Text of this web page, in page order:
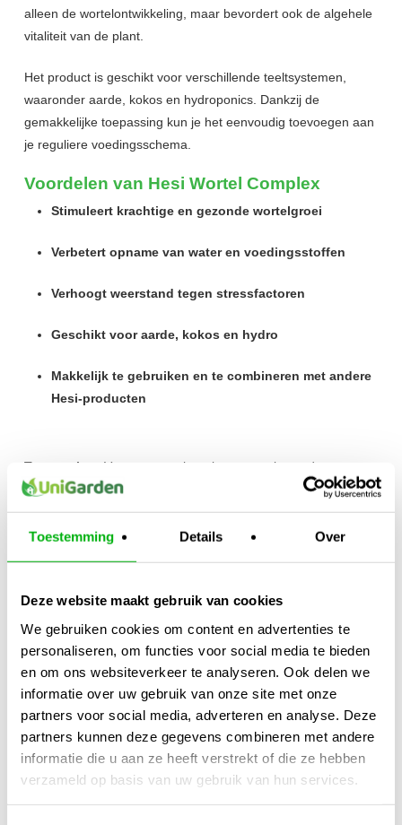
Toestemming Details Over
Deze website maakt gebruik van cookies
We gebruiken cookies om content en advertenties te
personaliseren, om functies voor social media te bieden
en om ons websiteverkeer te analyseren. Ook delen we
informatie over uw gebruik van onze site met onze
partners voor social media, adverteren en analyse. Deze
partners kunnen deze gegevens combineren met andere
informatie die u aan ze heeft verstrekt of die ze hebben
verzameld op basis van uw gebruik van hun services.
alleen de wortelontwikkeling, maar bevordert ook de algehele
vitaliteit van de plant.
Het product is geschikt voor verschillende teeltsystemen,
waaronder aarde, kokos en hydroponics. Dankzij de
gemakkelijke toepassing kun je het eenvoudig toevoegen aan
je reguliere voedingsschema.
Voordelen van Hesi Wortel Complex
Stimuleert krachtige en gezonde wortelgroei
Verbetert opname van water en voedingsstoffen
Verhoogt weerstand tegen stressfactoren
Geschikt voor aarde, kokos en hydro
Makkelijk te gebruiken en te combineren met andere
Hesi-producten
Toepassing:
Voeg toe aan het gietwater volgens de
aanbevolen dosering voor een optimale wortelontwikkeling.
Kijk ook naar: https://unigarden.nl/product-
Extra productinformatie
Gewicht
N/B
Afmetingen
N/B
Hesi
Inhoud